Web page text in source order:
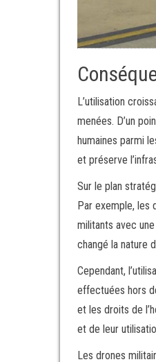
L’utilisation
menées. D’un
humaines parmi
et préserve
Sur le plan
Par exemple, les
militants avec
changé la nature
Cependant,
effectuées hors
et les droits de
et de leur
Les drones